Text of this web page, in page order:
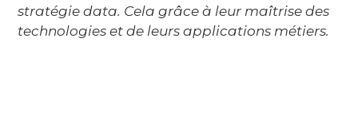
stratégie data. Cela grâce à leur maîtrise des
technologies et de leurs applications métiers.